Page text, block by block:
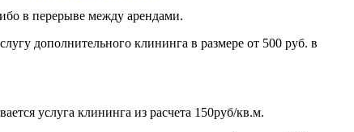
в перерыве между арендами.
дополнительного клининга в размере от 500 руб. в
услуга клининга из расчета 150руб/кв.м.